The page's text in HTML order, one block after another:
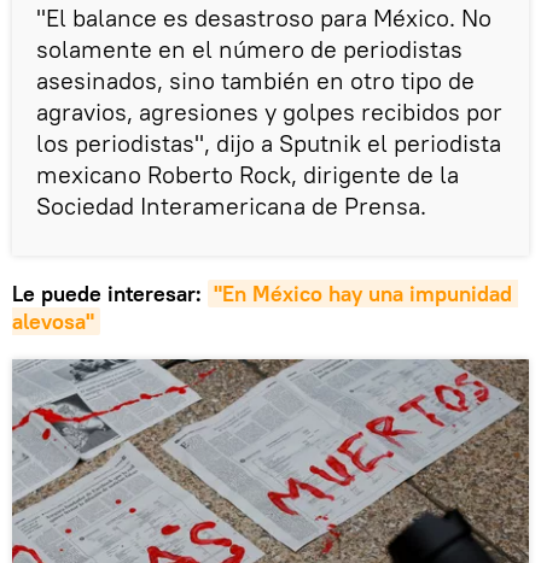
"El balance es desastroso para México. No
solamente en el número de periodistas
asesinados, sino también en otro tipo de
agravios, agresiones y golpes recibidos por
los periodistas", dijo a Sputnik el periodista
mexicano Roberto Rock, dirigente de la
Sociedad Interamericana de Prensa.
Le puede interesar: "En México hay una impunidad
alevosa"